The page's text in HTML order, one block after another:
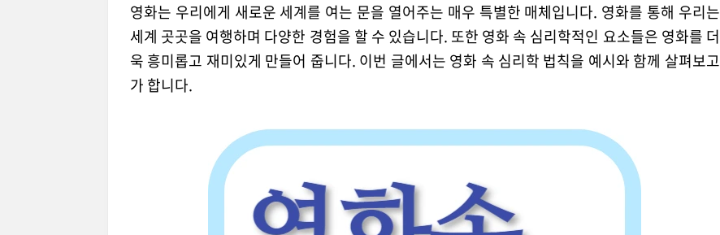
영화는 우리에게 새로운 세계를 여는 문을 열어주는 매우 특별한 매체입니다. 영화를 통해 우리는
세계 곳곳을 여행하며 다양한 경험을 할 수 있습니다. 또한 영화 속 심리학적인 요소들은 영화를 더
욱 흥미롭고 재미있게 만들어 줍니다. 이번 글에서는 영화 속 심리학 법칙을 예시와 함께 살펴보고
가 합니다.